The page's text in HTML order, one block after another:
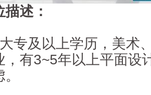
述：
及以上学历，美术
，有3~5年以上平面设